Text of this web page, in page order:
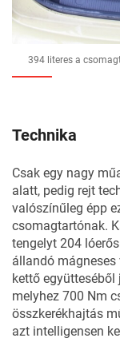
394 literes a
Technika
Csak egy nagy
alatt, pedig rejt
valószínűleg épp
csomagtartónak.
tengelyt 204
állandó
kettő együtteséből
melyhez 700 Nm
összkerékhajtás
azt intelligensen